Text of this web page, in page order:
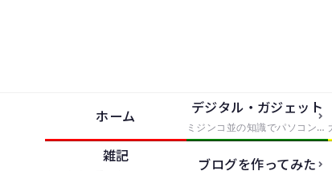
ホーム デジタル・ガジェット
ミジンコ並の知識でパソコンとかソフトとか使っただけでIT風の記事にまとめたもの
雑記 ブログを作ってみた